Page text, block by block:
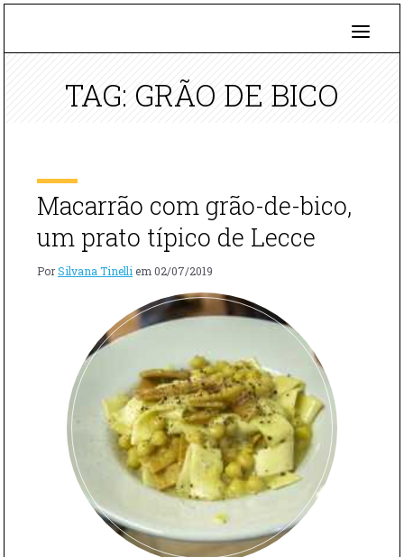
TAG: GRÃO DE BICO
Macarrão com grão-de-bico,
um prato típico de Lecce
PorSilvana Tinelli em 02/07/2019